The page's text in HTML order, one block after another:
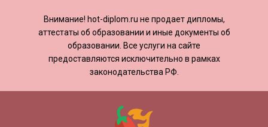
Внимание! ​​​​hot-diplom.ru не продает дипломы,
аттестаты об образовании и иные документы об
образовании. Все услуги на сайте
предоставляются исключительно в рамках
законодательства РФ.